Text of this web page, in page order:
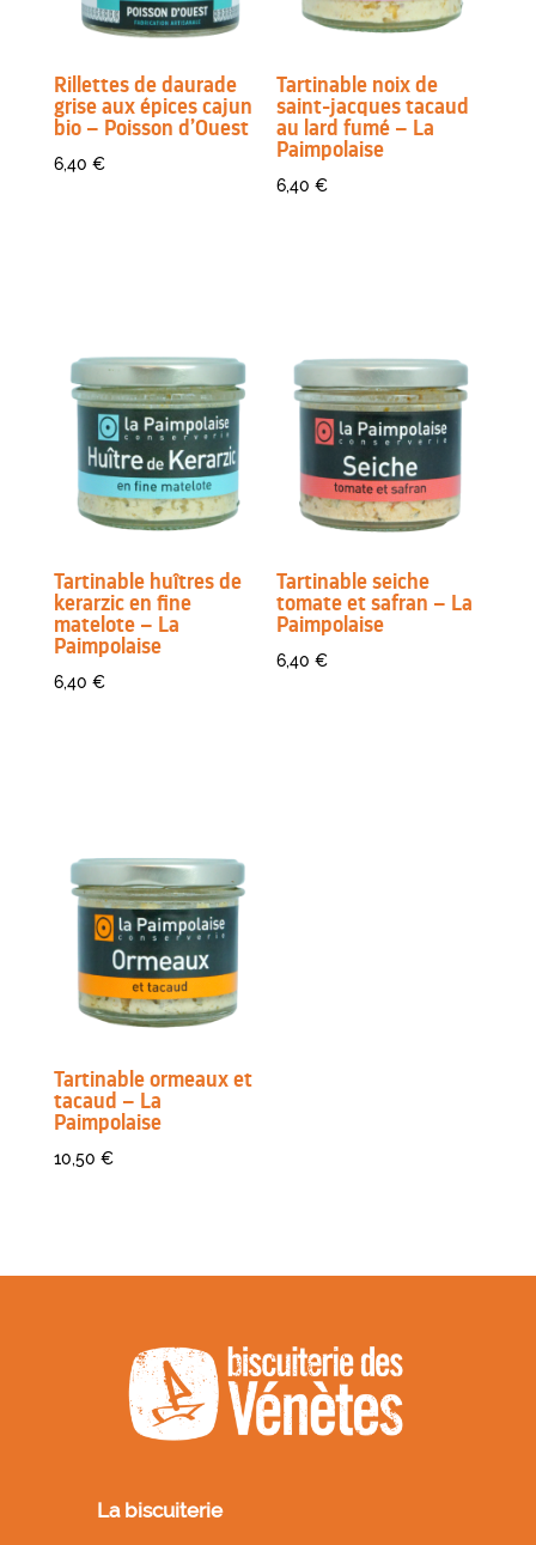
Rillettes de daurade
grise aux épices cajun
bio – Poisson d’Ouest
6,40 €
Tartinable noix de
saint-jacques tacaud
au lard fumé – La
Paimpolaise
6,40€
Tartinable huîtres de
kerarzic en fine
matelote – La
Paimpolaise
6,40 €
Tartinable seiche
tomate et safran – La
Paimpolaise
6,40€
Tartinable ormeaux et
tacaud – La
Paimpolaise
10,50 €
La biscuiterie